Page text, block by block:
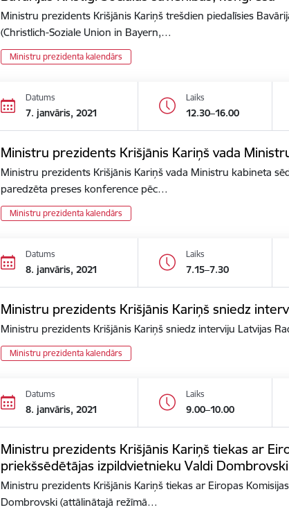
Ministru prezidents Krišjānis Kariņš trešdien piedalīsies
(Christlich-Soziale Union in Bayern,…
Ministru prezidenta kalendārs
Datums
7. janvāris, 2021
Laiks
12.30–16.00
Ministru prezidents Krišjānis Kariņš vada
Ministru prezidents Krišjānis Kariņš vada Ministru kabineta
paredzēta preses konference pēc…
Ministru prezidenta kalendārs
Datums
8. janvāris, 2021
Laiks
7.15–7.30
Ministru prezidents Krišjānis Kariņš sniedz
Ministru prezidents Krišjānis Kariņš sniedz interviju Latvijas
Ministru prezidenta kalendārs
Datums
8. janvāris, 2021
Laiks
9.00–10.00
Ministru prezidents Krišjānis Kariņš tiekas ar
priekšsēdētājas izpildvietnieku Valdi Dombrovski
Ministru prezidents Krišjānis Kariņš tiekas ar Eiropas
Dombrovski (attālinātajā režīmā…